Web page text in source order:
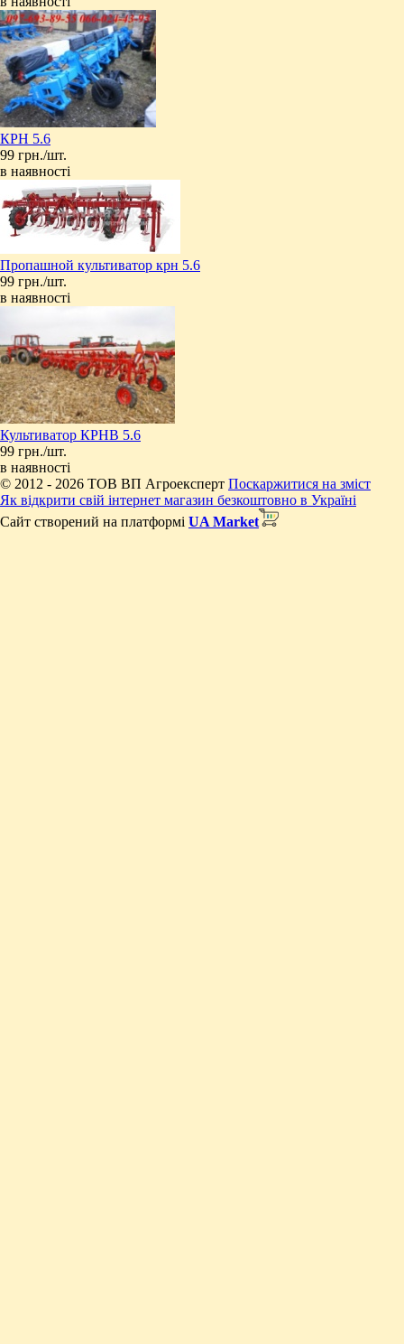
КРН 5.6
99 грн./шт.
в наявності
Пропашной культиватор крн 5.6
99 грн./шт.
в наявності
Культиватор КРНВ 5.6
99 грн./шт.
в наявності
© 2012 - 2026 ТОВ ВП Агроексперт Поскаржитися на зміст
Як відкрити свій інтернет магазин безкоштовно в Україні
Сайт створений на платформі UA Market